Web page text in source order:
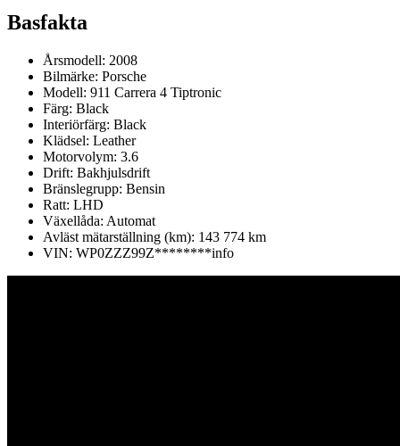
Basfakta
Årsmodell: 2008
Bilmärke: Porsche
Modell: 911 Carrera 4 Tiptronic
Färg: Black
Interiörfärg: Black
Klädsel: Leather
Motorvolym: 3.6
Drift: Bakhjulsdrift
Bränslegrupp: Bensin
Ratt: LHD
Växellåda: Automat
Avläst mätarställning (km): 143 774 km
VIN: WP0ZZZ99Z********info